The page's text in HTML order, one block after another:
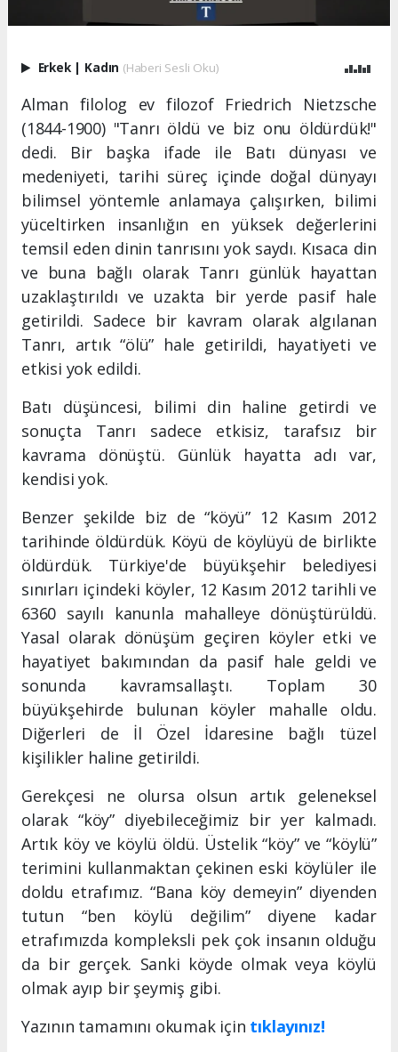
Erkek | Kadın (Haberi Sesli Oku)
Alman filolog ev filozof Friedrich Nietzsche
(1844-1900) "Tanrı öldü ve biz onu öldürdük!"
dedi. Bir başka ifade ile Batı dünyası ve
medeniyeti, tarihi süreç içinde doğal dünyayı
bilimsel yöntemle anlamaya çalışırken, bilimi
yüceltirken insanlığın en yüksek değerlerini
temsil eden dinin tanrısını yok saydı. Kısaca din
ve buna bağlı olarak Tanrı günlük hayattan
uzaklaştırıldı ve uzakta bir yerde pasif hale
getirildi. Sadece bir kavram olarak algılanan
Tanrı, artık “ölü” hale getirildi, hayatiyeti ve
etkisi yok edildi.
Batı düşüncesi, bilimi din haline getirdi ve
sonuçta Tanrı sadece etkisiz, tarafsız bir
kavrama dönüştü. Günlük hayatta adı var,
kendisi yok.
Benzer şekilde biz de “köyü” 12 Kasım 2012
tarihinde öldürdük. Köyü de köylüyü de birlikte
öldürdük. Türkiye'de büyükşehir belediyesi
sınırları içindeki köyler, 12 Kasım 2012 tarihli ve
6360 sayılı kanunla mahalleye dönüştürüldü.
Yasal olarak dönüşüm geçiren köyler etki ve
hayatiyet bakımından da pasif hale geldi ve
sonunda kavramsallaştı. Toplam 30
büyükşehirde bulunan köyler mahalle oldu.
Diğerleri de İl Özel İdaresine bağlı tüzel
kişilikler haline getirildi.
Gerekçesi ne olursa olsun artık geleneksel
olarak “köy” diyebileceğimiz bir yer kalmadı.
Artık köy ve köylü öldü. Üstelik “köy” ve “köylü”
terimini kullanmaktan çekinen eski köylüler ile
doldu etrafımız. “Bana köy demeyin” diyenden
tutun “ben köylü değilim” diyene kadar
etrafımızda kompleksli pek çok insanın olduğu
da bir gerçek. Sanki köyde olmak veya köylü
olmak ayıp bir şeymiş gibi.
Yazının tamamını okumak için tıklayınız!